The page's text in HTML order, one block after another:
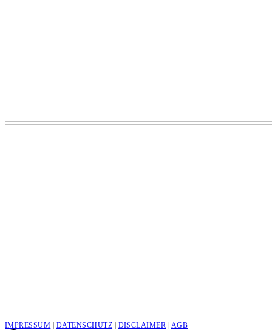
IMPRESSUM DATENSCHUTZ DISCLAIMER AGB